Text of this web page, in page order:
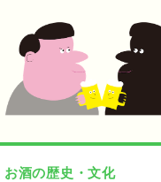
お酒の歴史・文化